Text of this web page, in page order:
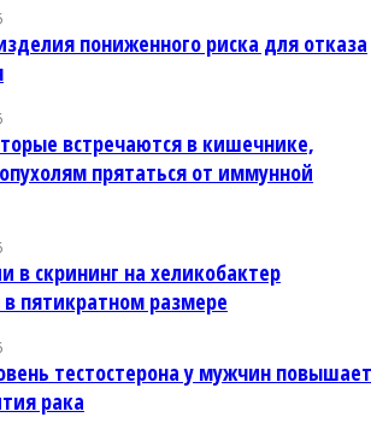
пониженного риска для отказа
встречаются в кишечнике,
прятаться от иммунной
в скрининг на хеликобактер
пятикратном размере
тестостерона у мужчин повышает
рака